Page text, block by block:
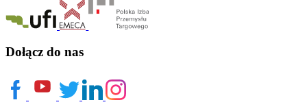
Dołącz do nas